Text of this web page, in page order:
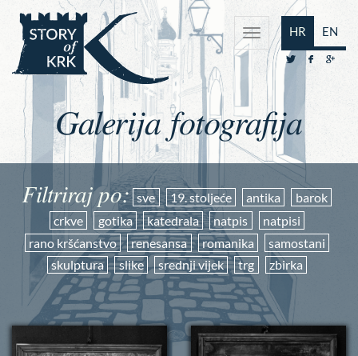
HR EN
Galerija fotografija
Filtriraj po: sve 19. stoljeće antika
barok
crkve
gotika katedrala natpis
natpisi
rano kršćanstvo
renesansa romanika
samostani
skulptura
slike srednji vijek trg zbirka